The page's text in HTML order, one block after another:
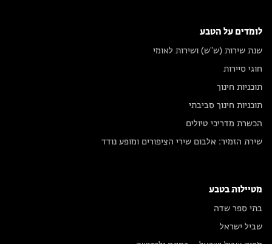
לומדים על הטבע
שנת שירות (ש"ש) ושירות לאומי
חוגי סיירות
תוכניות חינוך
תוכניות חינוך סביבתי
הכשרת מדריכי טיולים
שירת הזמיר: אלבום שירי הציפורים ומופע נודד
מטיילות בטבע
בתי ספר שדה
שביל ישראל